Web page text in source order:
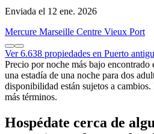
Enviada el 12 ene. 2026
Mercure Marseille Centre Vieux Port
Ver 6.638 propiedades en Puerto
Precio por noche más bajo encontrado
una estadía de una noche para dos
disponibilidad están sujetos a
más términos.
Hospédate cerca de